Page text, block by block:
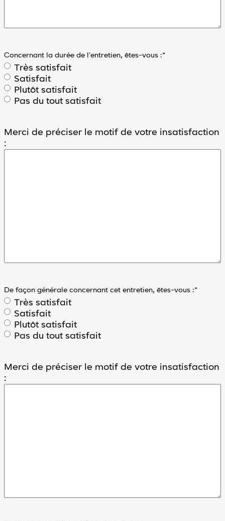
Concernant la durée de l'entretien, êtes-vous :*
Très satisfait
Satisfait
Plutôt satisfait
Pas du tout satisfait
Merci de préciser le motif de votre insatisfaction
:
De façon générale concernant cet entretien, êtes-vous :*
Très satisfait
Satisfait
Plutôt satisfait
Pas du tout satisfait
Merci de préciser le motif de votre insatisfaction
: